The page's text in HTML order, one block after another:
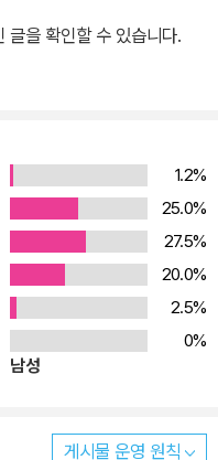
글을 확인할 수 있습니다.
1.2%
25.0%
27.5%
20.0%
2.5%
0%
남성
게시물 운영 원칙